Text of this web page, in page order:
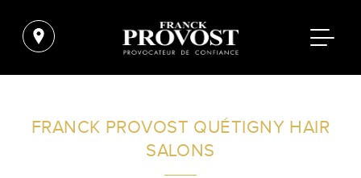
FRANCK PROVOST QUÉTIGNY HAIR
SALONS